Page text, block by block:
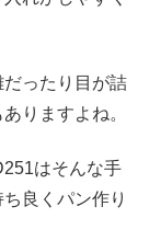
ったり目が詰
りますよね。
はそんな手
良くパン作り